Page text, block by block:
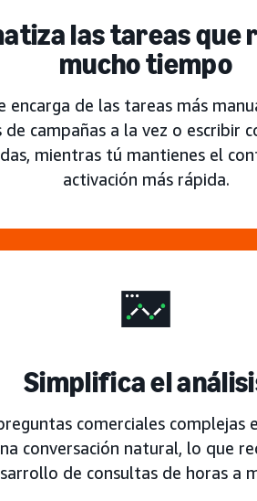
las tareas que
mucho tiempo
encarga de las tareas más
de campañas a la vez o escribir
mientras tú mantienes el
activación más rápida.
Simplifica el
comerciales complejas
conversación natural, lo que
de consultas de horas a